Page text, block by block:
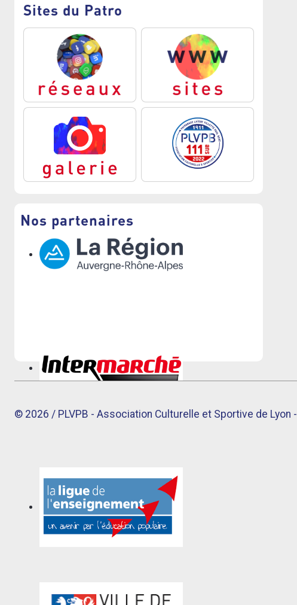
Sites du Patro
Nos partenaires
© 2026 / PLVPB - Association Culturelle et Sportive de Lyon -